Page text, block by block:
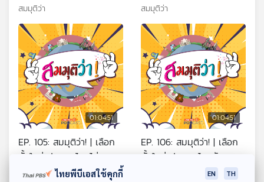
สมมุติว่า สมมุติว่า
01:04:51
EP. 105: สมมุติว่า! | เลือก
ตั้งใหม่ ประเทศไทยไม่
เหมือนเดิม !!
สมมุติว่า
01:04:51
EP. 106: สมมุติว่า! | เลือก
ตั้งใหม่ ประเทศไทยยัง
ไทยพีบีเอสใช้คุกกี้ EN TH